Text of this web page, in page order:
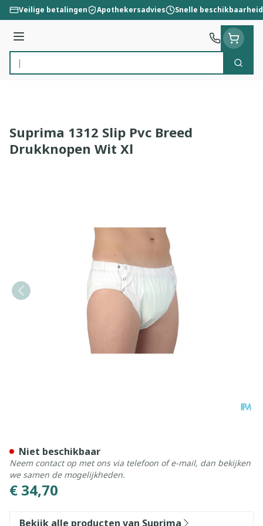
Ga naar de inhoud
Veilige betalingen Apothekersadvies Snelle beschikbaarheid
Menu
Product, merk, categorie...
Zoek
Suprima 1312 Slip Pvc Breed
Drukknopen Wit Xl
€ 34,70
Niet beschikbaar
Neem contact op met ons via telefoon of e-mail, dan bekijken
we samen de mogelijkheden.
Bekijk alle producten van Suprima